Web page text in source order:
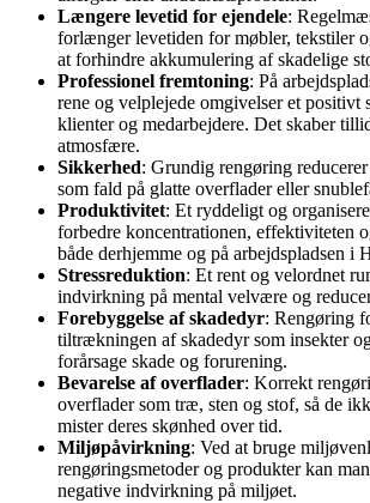
Længere levetid for ejendele:
forlænger levetiden for møbler, tekstiler
at forhindre akkumulering af skadelige
Professionel fremtoning: På
rene og velplejede omgivelser et positivt
klienter og medarbejdere. Det skaber
atmosfære.
Sikkerhed: Grundig rengøring
som fald på glatte overflader eller
Produktivitet: Et ryddeligt og
forbedre koncentrationen, effektiviteten
både derhjemme og på arbejdspladsen i
Stressreduktion: Et rent og velordnet
indvirkning på mental velvære og
Forebyggelse af skadedyr: Rengøring
tiltrækningen af skadedyr som insekter
forårsage skade og forurening.
Bevarelse af overflader: Korrekt
overflader som træ, sten og stof, så de
mister deres skønhed over tid.
Miljøpåvirkning: Ved at bruge
rengøringsmetoder og produkter kan
negative indvirkning på miljøet.